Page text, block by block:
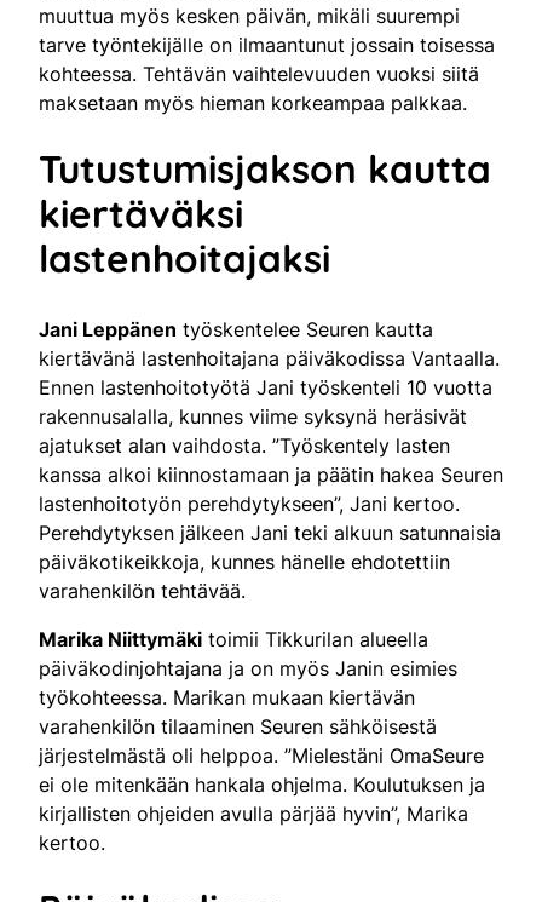
muuttua myös kesken päivän, mikäli suurempi
tarve työntekijälle on ilmaantunut jossain toisessa
kohteessa. Tehtävän vaihtelevuuden vuoksi siitä
maksetaan myös hieman korkeampaa palkkaa.
Tutustumisjakson kautta
kiertäväksi
lastenhoitajaksi
Jani Leppänen työskentelee Seuren kautta
kiertävänä lastenhoitajana päiväkodissa Vantaalla.
Ennen lastenhoitotyötä Jani työskenteli 10 vuotta
rakennusalalla, kunnes viime syksynä heräsivät
ajatukset alan vaihdosta. ”Työskentely lasten
kanssa alkoi kiinnostamaan ja päätin hakea Seuren
lastenhoitotyön perehdytykseen”, Jani kertoo.
Perehdytyksen jälkeen Jani teki alkuun satunnaisia
päiväkotikeikkoja, kunnes hänelle ehdotettiin
varahenkilön tehtävää.
Marika Niittymäki toimii Tikkurilan alueella
päiväkodinjohtajana ja on myös Janin esimies
työkohteessa. Marikan mukaan kiertävän
varahenkilön tilaaminen Seuren sähköisestä
järjestelmästä oli helppoa. ”Mielestäni OmaSeure
ei ole mitenkään hankala ohjelma. Koulutuksen ja
kirjallisten ohjeiden avulla pärjää hyvin”, Marika
kertoo.